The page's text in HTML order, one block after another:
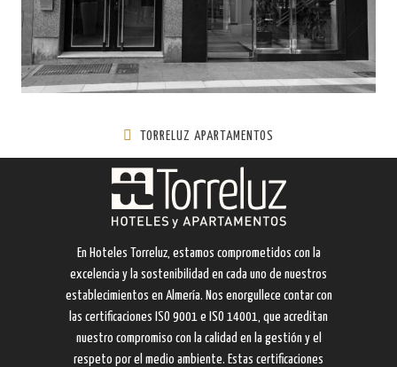
TORRELUZ APARTAMENTOS
En Hoteles Torreluz, estamos comprometidos con la
excelencia y la sostenibilidad en cada uno de nuestros
establecimientos en Almería. Nos enorgullece contar con
las certificaciones ISO 9001 e ISO 14001, que acreditan
nuestro compromiso con la calidad en la gestión y el
respeto por el medio ambiente. Estas certificaciones